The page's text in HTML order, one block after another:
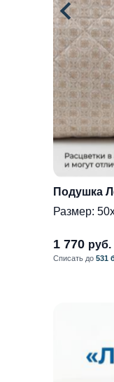
Подушка
Размер:
1 770 руб.
Списать до531